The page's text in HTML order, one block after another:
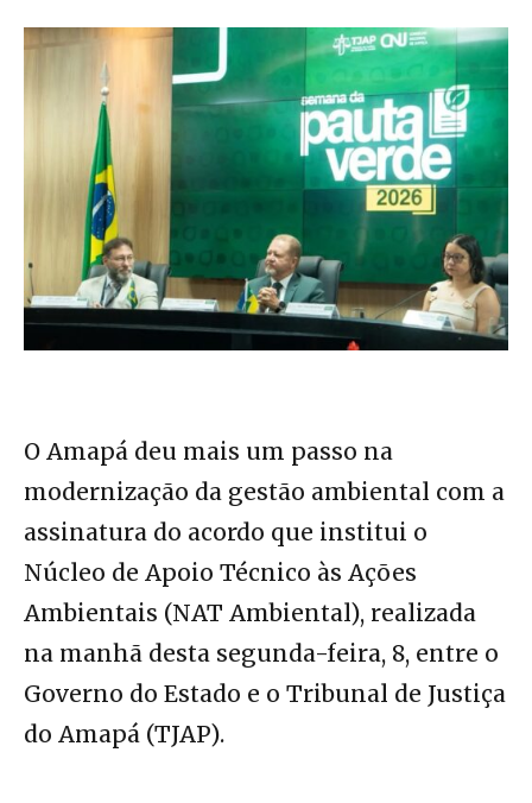
O Amapá deu mais um passo na
modernização da gestão ambiental com a
assinatura do acordo que institui o
Núcleo de Apoio Técnico às Ações
Ambientais (NAT Ambiental), realizada
na manhã desta segunda-feira, 8, entre o
Governo do Estado e o Tribunal de Justiça
do Amapá (TJAP).